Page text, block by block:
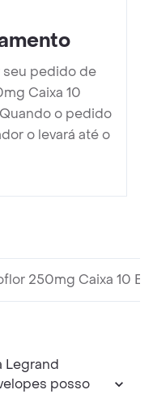
seu pedido de
Caixa 10
o pedido
o levará até o
250mg Caixa 10
Legrand
posso